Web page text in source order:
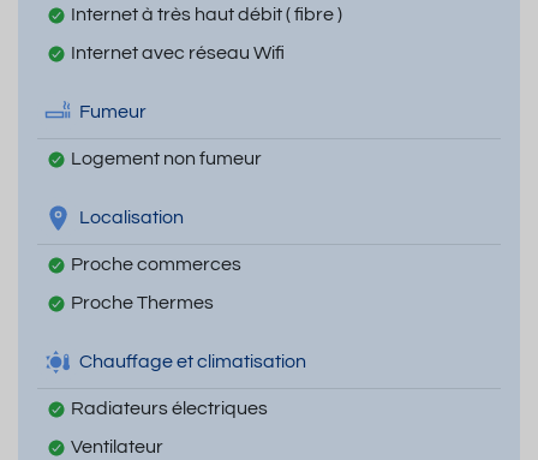
Internet à très haut débit ( fibre )
Internet avec réseau Wifi
Fumeur
Logement non fumeur
Localisation
Proche commerces
Proche Thermes
Chauffage et climatisation
Radiateurs électriques
Ventilateur